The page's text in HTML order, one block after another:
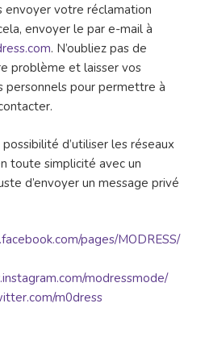
envoyer votre réclamation
envoyer le par e-mail à
. N’oubliez pas de
problème et laisser vos
personnels pour permettre à
d’utiliser les réseaux
toute simplicité avec un
d’envoyer un message privé
pages/MODRESS/
modressmode/
m0dress